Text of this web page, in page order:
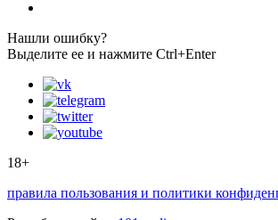
Нашли ошибку?
Выделите ее и нажмите Ctrl+Enter
18+
правила пользования и политики